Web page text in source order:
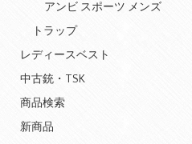
アンビ スポーツ メンズ
トラップ
レディースベスト
中古銃・TSK
商品検索
新商品